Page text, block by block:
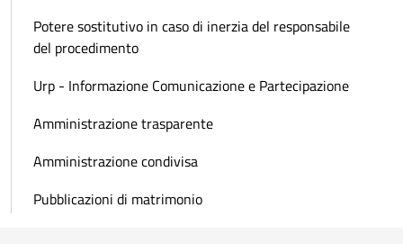
Potere sostitutivo in caso di inerzia del responsabile
del procedimento
Urp - Informazione Comunicazione e Partecipazione
Amministrazione trasparente
Amministrazione condivisa
Pubblicazioni di matrimonio